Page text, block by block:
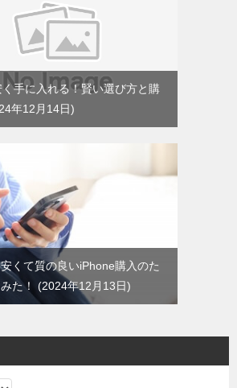
手に入れる！賢い選び方と購
年12月14日
くて質の良いiPhone購入のた
た！
2024年12月13日